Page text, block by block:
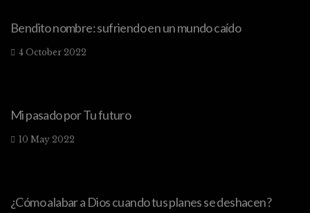
Bendito nombre: sufriendo en un mundo caído
4 October 2022
Mi pasado por Tu futuro
10 May 2022
¿Cómo alabar a Dios cuando tus planes se deshacen?